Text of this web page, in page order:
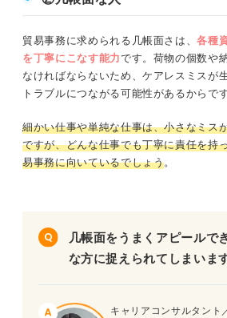
貿易事務に求められる几帳面さは、各種
を丁寧にこなす能力です。荷物の個数や
なければならないため、ケアレスミスが
トラブルにつながる可能性があるからです
細かい仕事や単純な仕事は、小さなミス
ですが、どんな仕事でも丁寧に責任を持
易事務に向いているでしょう。
几帳面をうまくアピールで
な方に捉えられてしまいま
キャリアコンサルタント